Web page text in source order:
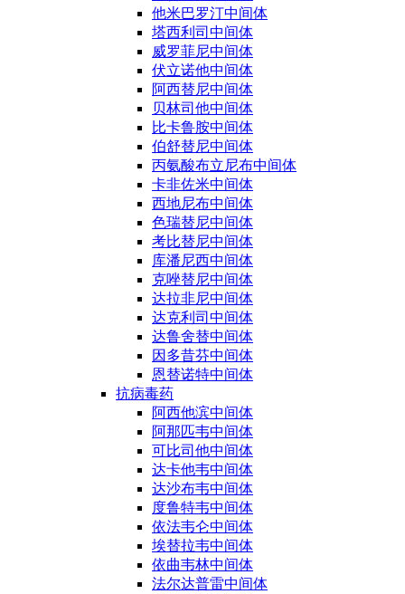
他米巴罗汀中间体
塔西利司中间体
威罗菲尼中间体
伏立诺他中间体
阿西替尼中间体
贝林司他中间体
比卡鲁胺中间体
伯舒替尼中间体
丙氨酸布立尼布中间体
卡非佐米中间体
西地尼布中间体
色瑞替尼中间体
考比替尼中间体
库潘尼西中间体
克唑替尼中间体
达拉非尼中间体
达克利司中间体
达鲁舍替中间体
因多昔芬中间体
恩替诺特中间体
抗病毒药
阿西他滨中间体
阿那匹韦中间体
可比司他中间体
达卡他韦中间体
达沙布韦中间体
度鲁特韦中间体
依法韦仑中间体
埃替拉韦中间体
依曲韦林中间体
法尔达普雷中间体